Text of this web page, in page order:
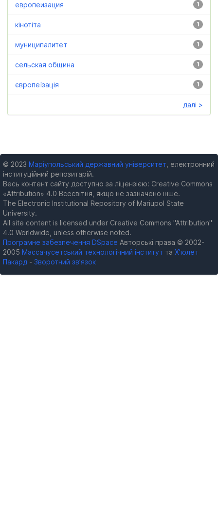
1
европеизация
1
кінотіта
1
муниципалитет
1
сельская община
1
європеїзація
далі >
© 2023 Маріупольський державний університет , електронний
інституційний репозитарій.
Весь контент сайту доступно за ліцензією: Creative Commons
«Attribution» 4.0 Всесвітня, якщо не зазначено інше.
The Electronic Institutional Repository of Mariupol State
University.
All site content is licensed under Creative Commons "Attribution"
4.0 Worldwide, unless otherwise noted.
Програмне забезпечення DSpace Авторські права © 2002-
2005 Массачусетський технологічний інститут та Х’юлет
Пакард - Зворотний зв’язок